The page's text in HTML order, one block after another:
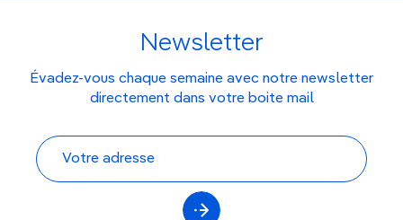
Newsletter
Évadez-vous chaque semaine avec notre newsletter
directement dans votre boite mail